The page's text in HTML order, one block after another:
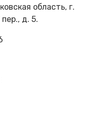
область, г.
д. 5.